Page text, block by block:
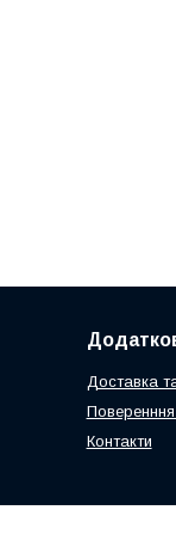
Доставка
Контакти